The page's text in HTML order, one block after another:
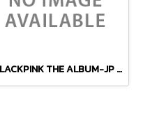
BLACKPINK THE ALBUM-JP ver.- ⑨JENNIE Ver. -1CD